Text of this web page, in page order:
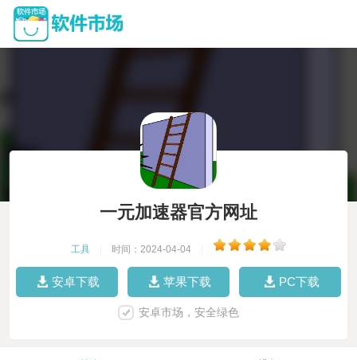
一元加速器官方网址
工具 时间：2024-04-04
安卓下载 苹果下载 PC下载
安卓市场，安全绿色